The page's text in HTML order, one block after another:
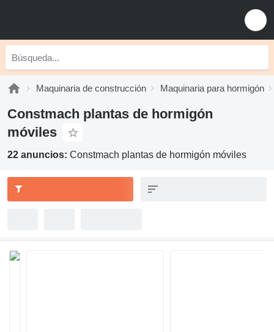
Maquinaria de construcción Maquinaria para hormigón
Constmach plantas de hormigón
móviles
22 anuncios: Constmach plantas de hormigón móviles